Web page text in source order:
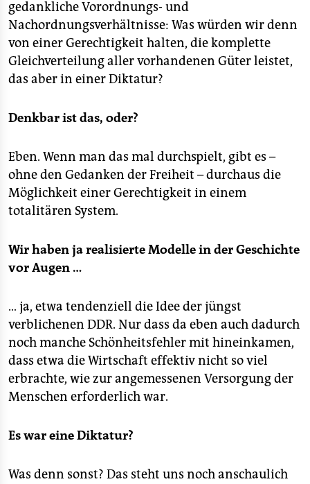
gedankliche Vorordnungs- und
Nachordnungsverhältnisse: Was würden wir denn
von einer Gerechtigkeit halten, die komplette
Gleichverteilung aller vorhandenen Güter leistet,
das aber in einer Diktatur?
Denkbar ist das, oder?
Eben. Wenn man das mal durchspielt, gibt es –
ohne den Gedanken der Freiheit – durchaus die
Möglichkeit einer Gerechtigkeit in einem
totalitären System.
Wir haben ja realisierte Modelle in der Geschichte
vor Augen …
… ja, etwa tendenziell die Idee der jüngst
verblichenen DDR. Nur dass da eben auch dadurch
noch manche Schönheitsfehler mit hineinkamen,
dass etwa die Wirtschaft effektiv nicht so viel
erbrachte, wie zur angemessenen Versorgung der
Menschen erforderlich war.
Es war eine Diktatur?
Was denn sonst? Das steht uns noch anschaulich